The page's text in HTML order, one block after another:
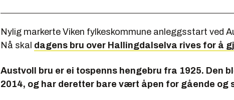
Nylig markerte Viken fylkeskommune anleggsstart ved
Nå skal dagens bru over Hallingdalselva rives for å
Austvoll bru er ei tospenns hengebru fra 1925. Den
2014, og har deretter bare vært åpen for gående og